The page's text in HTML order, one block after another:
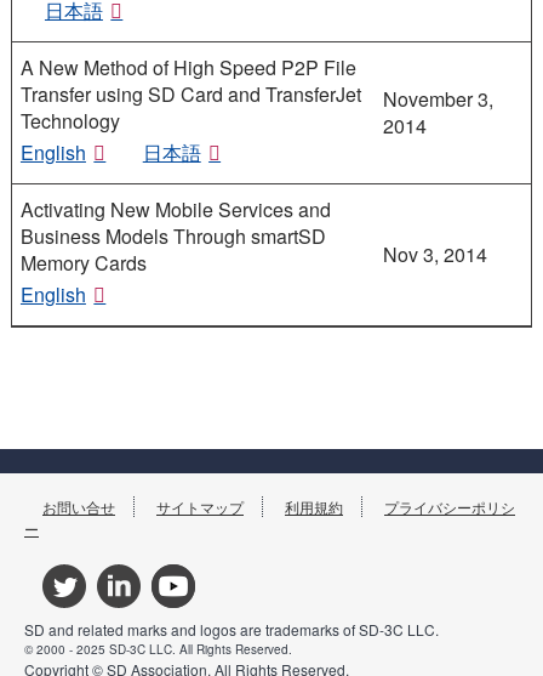
日本語
A New Method of High Speed P2P File
Transfer using SD Card and TransferJet
Technology
English
日本語
November 3,
2014
Activating New Mobile Services and
Business Models Through smartSD
Memory Cards
English
Nov 3, 2014
SD and related marks and logos are trademarks of SD-3C LLC.
© 2000 - 2025 SD-3C LLC. All Rights Reserved.
Copyright © SD Association. All Rights Reserved.
お問い合せ サイトマップ 利用規約
プライバシーポリシ
ー